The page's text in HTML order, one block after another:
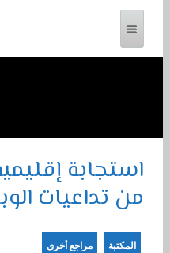
استجابة
من تداعيات
المكتبة مراجع أخرى